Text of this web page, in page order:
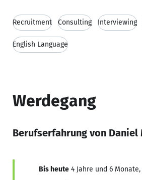
Recruitment Consulting Interviewing
English Language
Werdegang
Berufserfahrung von Daniel
Bis heute 4 Jahre und 6